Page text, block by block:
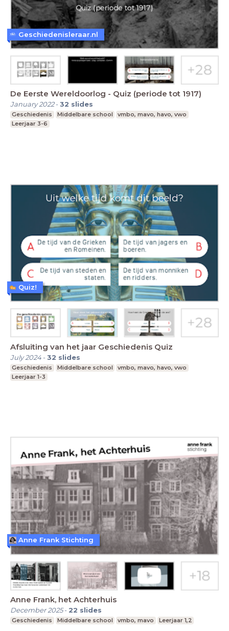
De Eerste Wereldoorlog - Quiz (periode tot 1917)
January 2022-32 slides
Geschiedenis Middelbare school
vmbo, mavo, havo, vwo
Leerjaar 3-6
Geschiedenisleraar.nl
Afsluiting van het jaar Geschiedenis Quiz
July 2024-32 slides
Geschiedenis Middelbare school
vmbo, mavo, havo, vwo
Leerjaar 1-3
Quiz!
Anne Frank, het Achterhuis
December 2025- 22 slides
Geschiedenis Middelbare school vmbo, mavo Leerjaar 1,2
Anne Frank Stichting